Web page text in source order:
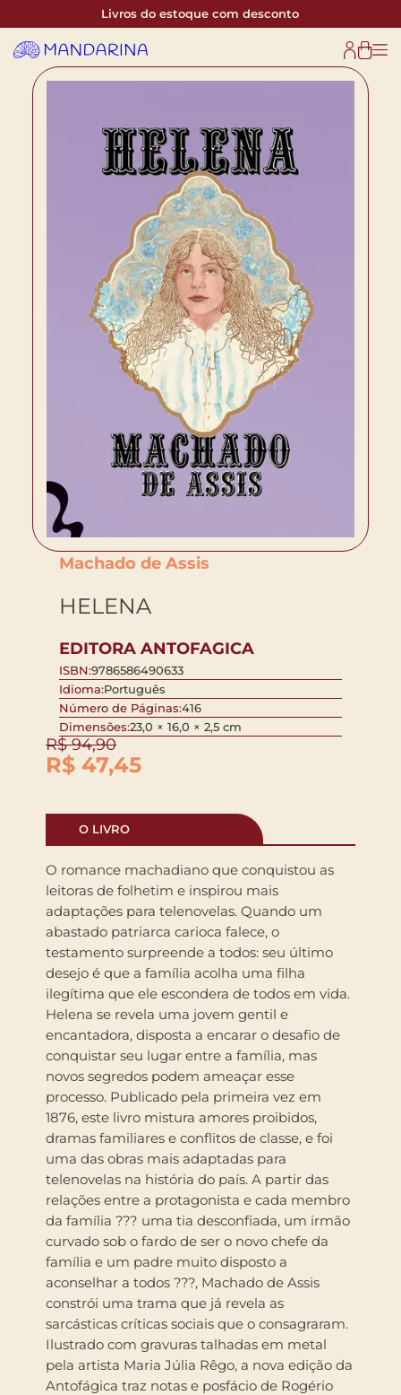
Livros do estoque com desconto
Machado de Assis
HELENA
EDITORA ANTOFAGICA
ISBN:9786586490633
Idioma:Português
Número de Páginas:416
Dimensões:23,0 × 16,0 × 2,5 cm
R$94,90
R$ 47,45
O LIVRO
O romance machadiano que conquistou as
leitoras de folhetim e inspirou mais
adaptações para telenovelas. Quando um
abastado patriarca carioca falece, o
testamento surpreende a todos: seu último
desejo é que a família acolha uma filha
ilegítima que ele escondera de todos em vida.
Helena se revela uma jovem gentil e
encantadora, disposta a encarar o desafio de
conquistar seu lugar entre a família, mas
novos segredos podem ameaçar esse
processo. Publicado pela primeira vez em
1876, este livro mistura amores proibidos,
dramas familiares e conflitos de classe, e foi
uma das obras mais adaptadas para
telenovelas na história do país. A partir das
relações entre a protagonista e cada membro
da família ??? uma tia desconfiada, um irmão
curvado sob o fardo de ser o novo chefe da
família e um padre muito disposto a
aconselhar a todos ???, Machado de Assis
constrói uma trama que já revela as
sarcásticas críticas sociais que o consagraram.
Ilustrado com gravuras talhadas em metal
pela artista Maria Júlia Rêgo, a nova edição da
Antofágica traz notas e posfácio de Rogério